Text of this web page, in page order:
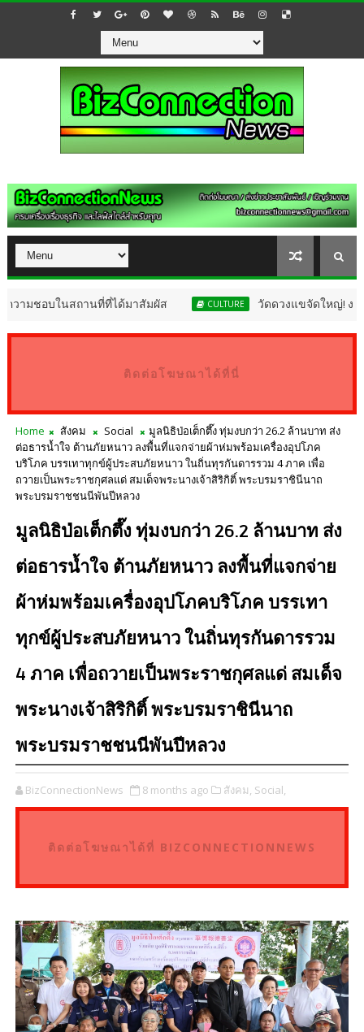
ถานที่ที่ได้มาสัมผัส CULTURE วัดดวงแขจัดใหญ่! งานแห่เทียนพรร
ติดต่อโฆษณาได้ที่นี่
Home สังคม Social
มูลนิธิป่อเต็กตึ๊ง ทุ่มงบกว่า 26.2 ล้านบาท ส่ง
ต่อธารน้ำใจ ต้านภัยหนาว ลงพื้นที่แจกจ่ายผ้าห่มพร้อมเครื่องอุปโภค
บริโภค บรรเทาทุกข์ผู้ประสบภัยหนาว ในถิ่นทุรกันดารรวม 4 ภาค เพื่อ
ถวายเป็นพระราชกุศลแด่ สมเด็จพระนางเจ้าสิริกิติ์ พระบรมราชินีนาถ
พระบรมราชชนนีพันปีหลวง
มูลนิธิป่อเต็กตึ๊ง ทุ่มงบกว่า 26.2 ล้านบาท ส่ง
ต่อธารน้ำใจ ต้านภัยหนาว ลงพื้นที่แจกจ่าย
ผ้าห่มพร้อมเครื่องอุปโภคบริโภค บรรเทา
ทุกข์ผู้ประสบภัยหนาว ในถิ่นทุรกันดารรวม
4 ภาค เพื่อถวายเป็นพระราชกุศลแด่ สมเด็จ
พระนางเจ้าสิริกิติ์ พระบรมราชินีนาถ
พระบรมราชชนนีพันปีหลวง
BizConnectionNews 8 months ago สังคม, Social,
ติดต่อโฆษณาได้ที่ BIZCONNECTIONNEWS